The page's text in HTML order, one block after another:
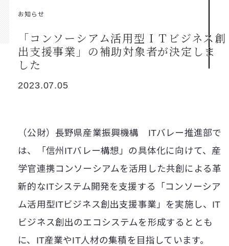
お知らせ
「コンソーシアム活用型ＩＴビジネス創
出支援事業」の補助対象者が決定しま
した
2023.07.05
（公財）長野県産業振興機構 ITバレー推進部で
は、「信州ITバレー構想」の具体化に向けて、産
学官連携コンソーシアムを活用した共創による革
新的なITシステム開発を支援する「コンソーシア
ム活用型ITビジネス創出支援事業」を実施し、IT
ビジネス創出のエコシステムを形成するととも
に、IT産業やIT人材の集積を目指しています。